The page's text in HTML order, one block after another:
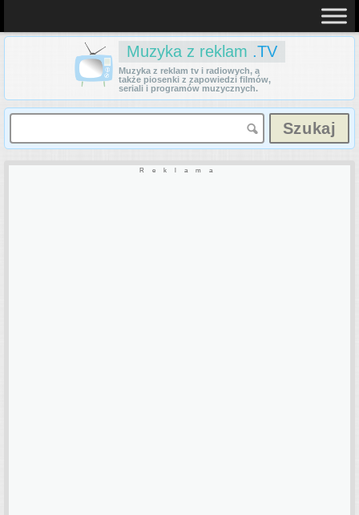
Muzyka z reklam .TV
Muzyka z reklam tv i radiowych, a
także piosenki z zapowiedzi filmów,
seriali i programów muzycznych.
Reklama